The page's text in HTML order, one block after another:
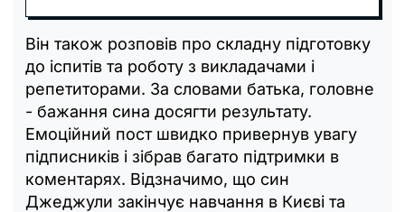
Він також розповів про складну підготовку
до іспитів та роботу з викладачами і
репетиторами. За словами батька, головне
- бажання сина досягти результату.
Емоційний пост швидко привернув увагу
підписників і зібрав багато підтримки в
коментарях. Відзначимо, що син
Джеджули закінчує навчання в Києві та